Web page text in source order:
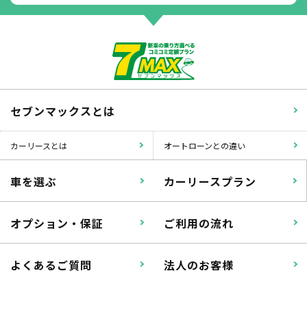
セブンマックスとは
カーリースとは オートローンとの違い
車を選ぶ カーリースプラン
オプション・保証 ご利用の流れ
よくあるご質問 法人のお客様